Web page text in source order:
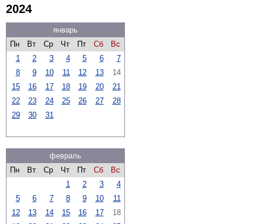
2024
январь
Пн
Вт Ср Чт Пт Сб
Вс
1
2 3 4 5 6
7
8
9 10 11 12 13
14
15
16 17 18 19 20
21
22
23 24 25 26 27
28
29
30 31
февраль
Пн
Вт Ср Чт Пт Сб
Вс
1
2 3
4
5
6 7 8 9 10
11
12
13 14 15 16 17
18